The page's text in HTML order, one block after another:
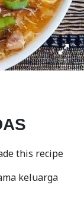
this recipe
keluarga